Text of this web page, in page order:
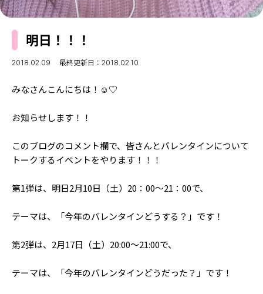
お悩み相談
TikTok
Instagram
YouTube
FORTUNE
MISS SEVENTEEN
MAGAZINE
バックナンバー
INFORMATION
Seventeenについて
明日！！！
2018.02.09 最終更新日：2018.02.10
みなさんこんにちは！︎☺️︎♡
お知らせします！！
このブログのコメント欄で、皆さんとバレンタインについて
トークするイベントをやります！！！
第1弾は、明日2月10日（土）20：00～21：00で、
テーマは、「今年のバレンタインどうする？」です！
第2弾は、2月17日（土）20:00～21:00で、
テーマは、「今年のバレンタインどうだった？」です！